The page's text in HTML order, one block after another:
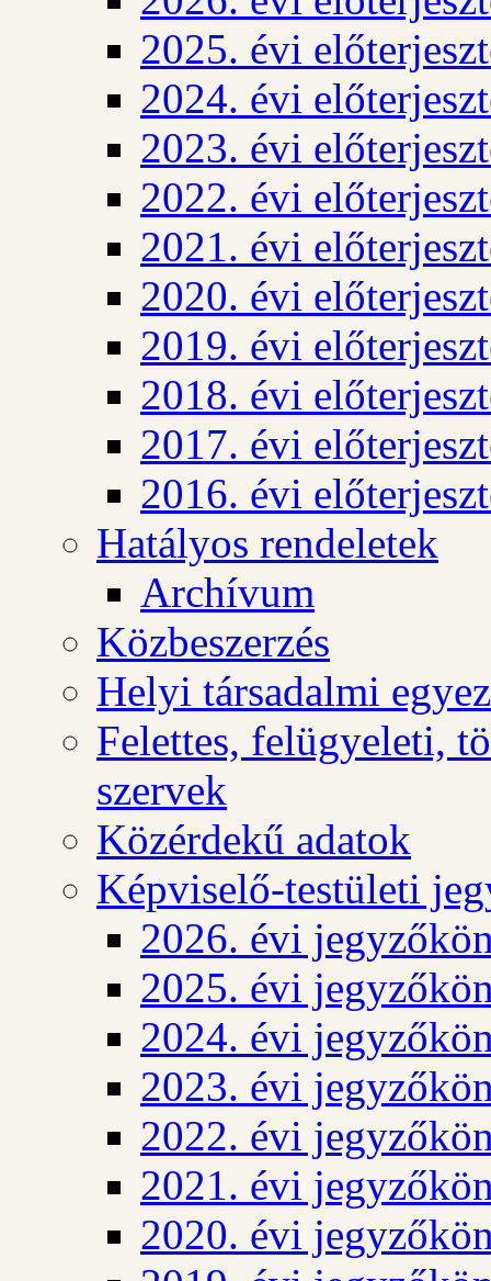
2025. évi
2024. évi
2023. évi
2022. évi
2021. évi
2020. évi
2019. évi
2018. évi
2017. évi
2016. évi
Hatályos rendeletek
Archívum
Közbeszerzés
Helyi társadalmi
Felettes, felügyeleti,
szervek
Közérdekű adatok
Képviselő-testületi
2026. évi
2025. évi
2024. évi
2023. évi
2022. évi
2021. évi
2020. évi